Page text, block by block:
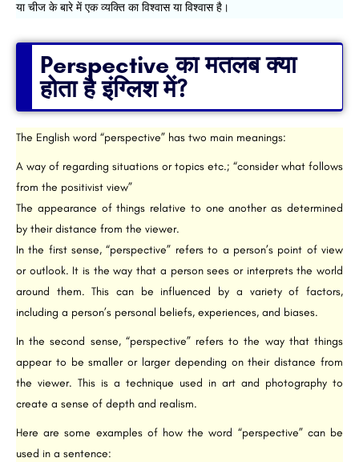
या चीज के बारे में एक व्यक्ति का विश्वास या विश्वास है।
Perspective का मतलब क्या
होता है इंग्लिश में?
The English word “perspective” has two main meanings:
A way of regarding situations or topics etc.; “consider what follows
from the positivist view”
The appearance of things relative to one another as determined
by their distance from the viewer.
In the first sense, “perspective” refers to a person’s point of view
or outlook. It is the way that a person sees or interprets the world
around them. This can be influenced by a variety of factors,
including a person’s personal beliefs, experiences, and biases.
In the second sense, “perspective” refers to the way that things
appear to be smaller or larger depending on their distance from
the viewer. This is a technique used in art and photography to
create a sense of depth and realism.
Here are some examples of how the word “perspective” can be
used in a sentence: